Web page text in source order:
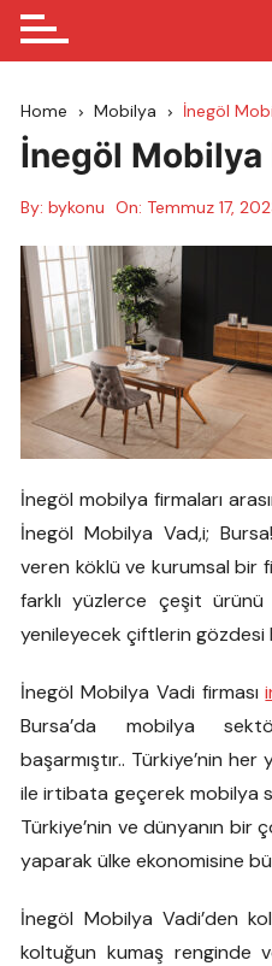
Home Mobilya İnegöl
İnegöl Mobilya
By: bykonu On: Temmuz 17,
İnegöl mobilya firmaları
İnegöl Mobilya Vad,i;
veren köklü ve kurumsal bir
farklı yüzlerce çeşit
yenileyecek çiftlerin gözdesi
İnegöl Mobilya Vadi firması
Bursa’da mobilya
başarmıştır.. Türkiye’nin
ile irtibata geçerek mobilya
Türkiye’nin ve dünyanın bir
yaparak ülke ekonomisine
İnegöl Mobilya Vadi’den
koltuğun kumaş renginde